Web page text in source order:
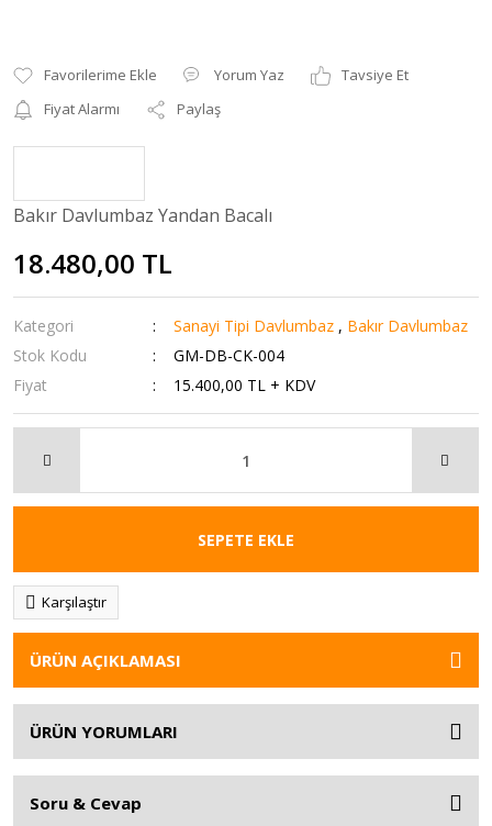
Yorum Yaz
Tavsiye Et
Fiyat Alarmı
Paylaş
Bakır Davlumbaz Yandan Bacalı
18.480,00 TL
Kategori Sanayi Tipi Davlumbaz , Bakır Davlumbaz
Stok Kodu
GM-DB-CK-004
Fiyat
15.400,00 TL + KDV
SEPETE EKLE
Karşılaştır
ÜRÜN AÇIKLAMASI
ÜRÜN YORUMLARI
Soru & Cevap